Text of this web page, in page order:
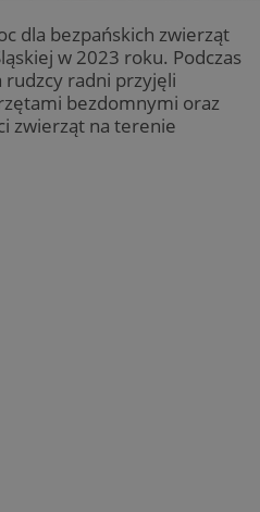
dla bezpańskich zwierząt
w 2023 roku. Podczas
rudzcy radni przyjęli
bezdomnymi oraz
zwierząt na terenie